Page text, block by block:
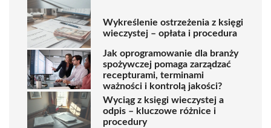
Wykreślenie ostrzeżenia z księgi
wieczystej – opłata i procedura
Jak oprogramowanie dla branży
spożywczej pomaga zarządzać
recepturami, terminami
ważności i kontrolą jakości?
Wyciąg z księgi wieczystej a
odpis – kluczowe różnice i
procedury